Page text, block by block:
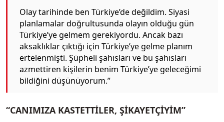
Olay tarihinde ben Türkiye’de değildim. Siyasi
planlamalar doğrultusunda olayın olduğu gün
Türkiye’ye gelmem gerekiyordu. Ancak bazı
aksaklıklar çıktığı için Türkiye’ye gelme planım
ertelenmişti. Şüpheli şahısları ve bu şahısları
azmettiren kişilerin benim Türkiye’ye geleceğimi
bildiğini düşünüyorum.”
“CANIMIZA KASTETTİLER, ŞİKAYETÇİYİM”